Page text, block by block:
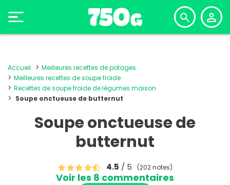
Accueil
Meilleures recettes de potages
Meilleures recettes de soupe froide
Recettes de soupe froide de légumes maison
Soupe onctueuse de butternut
Soupe onctueuse de
butternut
4.5 / 5 (202 notes)
Voir les 8 commentaires